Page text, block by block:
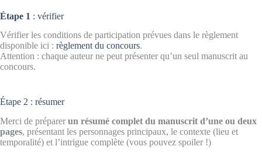
Étape 1 : vérifier
Vérifier les conditions de participation prévues dans le règlement
disponible ici : règlement du concours.
Attention : chaque auteur ne peut présenter qu’un seul manuscrit au
concours.
Étape 2 : résumer
Merci de préparer un résumé complet du manuscrit d’une ou deux
pages, présentant les personnages principaux, le contexte (lieu et
temporalité) et l’intrigue complète (vous pouvez spoiler !)